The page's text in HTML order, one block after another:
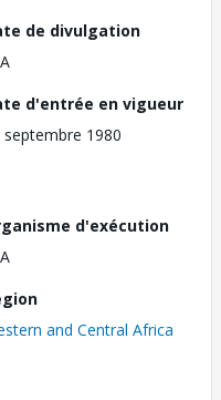
de divulgation
d'entrée en vigueur
septembre 1980
d'exécution
and Central Africa